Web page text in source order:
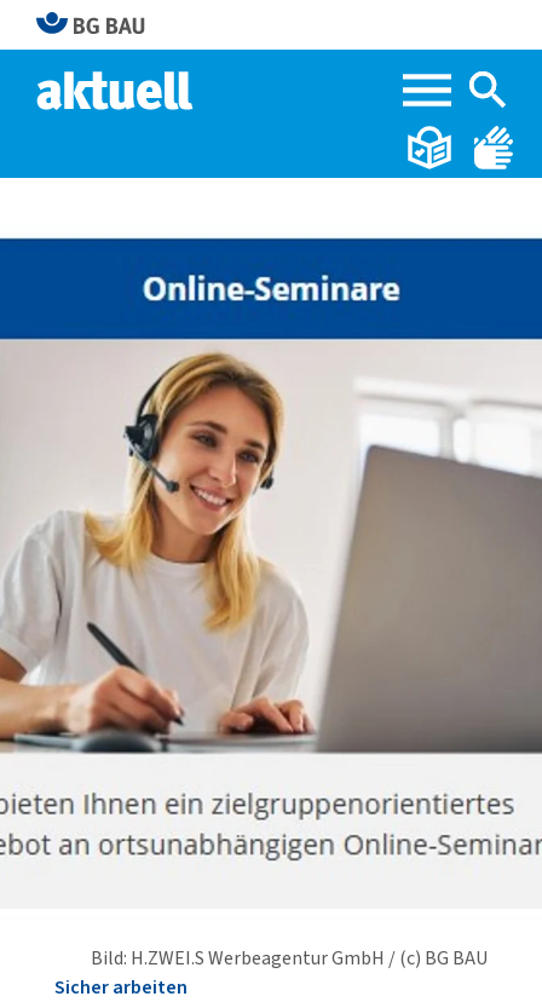
Bild: H.ZWEI.S Werbeagentur GmbH / (c) BG BAU
Sicher arbeiten